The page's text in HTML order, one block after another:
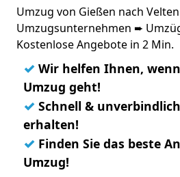
Umzug von Gießen nach
Umzugsunternehmen ➨
Kostenlose Angebote in 2 Min.
✓ Wir helfen Ihnen,
Umzug geht!
✓ Schnell &
erhalten!
✓ Finden Sie das beste
Umzug!